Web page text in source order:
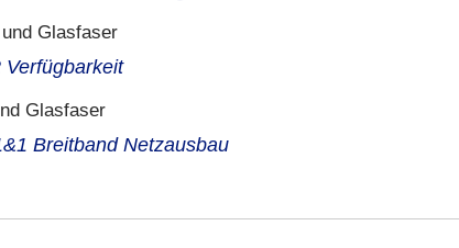
Glasfaser
Verfügbarkeit
Glasfaser
Breitband Netzausbau